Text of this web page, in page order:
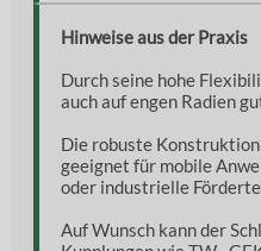
Hinweise aus der Praxis
Durch seine hohe
auch auf engen Radien
Die robuste
geeignet für mobile
oder industrielle
Auf Wunsch kann der